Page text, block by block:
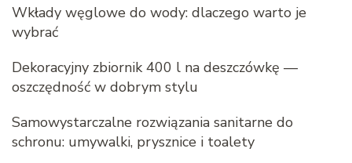
Wkłady węglowe do wody: dlaczego warto je
wybrać
Dekoracyjny zbiornik 400 l na deszczówkę —
oszczędność w dobrym stylu
Samowystarczalne rozwiązania sanitarne do
schronu: umywalki, prysznice i toalety